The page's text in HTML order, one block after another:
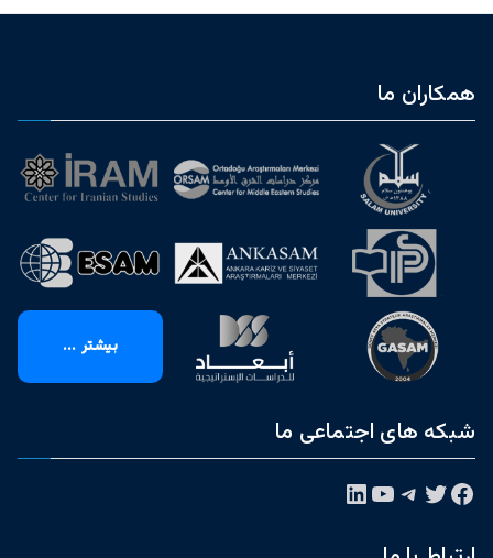
همکاران ما
بیشتر ...
شبکه های اجتماعی ما
فیس‌بوکتوییتر تلگرام یوتیوبلینکداین